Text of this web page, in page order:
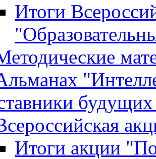
Итоги
Итоги акции